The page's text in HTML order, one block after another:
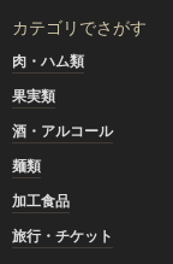
カテゴリでさがす
肉・ハム類
果実類
酒・アルコール
麺類
加工食品
旅行・チケット